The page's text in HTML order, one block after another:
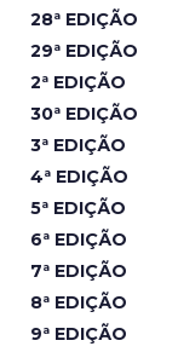
28ª EDIÇÃO
29ª EDIÇÃO
2ª EDIÇÃO
30ª EDIÇÃO
3ª EDIÇÃO
4ª EDIÇÃO
5ª EDIÇÃO
6ª EDIÇÃO
7ª EDIÇÃO
8ª EDIÇÃO
9ª EDIÇÃO